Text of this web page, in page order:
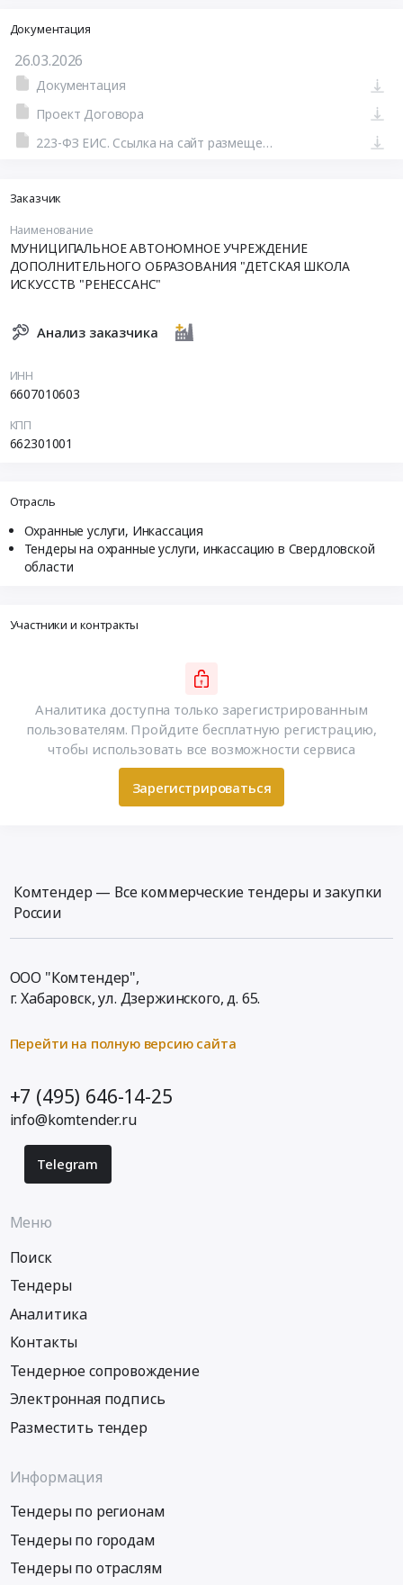
Документация
26.03.2026
Документация
Проект Договора
223-ФЗ ЕИС. Ссылка на сайт размещения тендера #110333410762.doc
Заказчик
Наименование
МУНИЦИПАЛЬНОЕ АВТОНОМНОЕ УЧРЕЖДЕНИЕ
ДОПОЛНИТЕЛЬНОГО ОБРАЗОВАНИЯ "ДЕТСКАЯ ШКОЛА
ИСКУССТВ "РЕНЕССАНС"
Анализ заказчика
ИНН
6607010603
КПП
662301001
Отрасль
Охранные услуги, Инкассация
Тендеры на охранные услуги, инкассацию в Свердловской
области
Участники и контракты
Аналитика доступна только зарегистрированным
пользователям. Пройдите бесплатную регистрацию,
чтобы использовать все возможности сервиса
Зарегистрироваться
Комтендер — Все коммерческие тендеры и закупки
России
ООО "Комтендер",
г. Хабаровск,ул. Дзержинского, д. 65.
Перейти на полную версию сайта
+7 (495) 646-14-25
info@komtender.ru
Telegram
Меню
Поиск
Тендеры
Аналитика
Контакты
Тендерное сопровождение
Электронная подпись
Разместить тендер
Информация
Тендеры по регионам
Тендеры по городам
Тендеры по отраслям